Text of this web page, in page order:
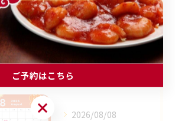
最近の投稿
Recent
Posts
2026/08/08
ご予約はこちら
ご予約はこちら